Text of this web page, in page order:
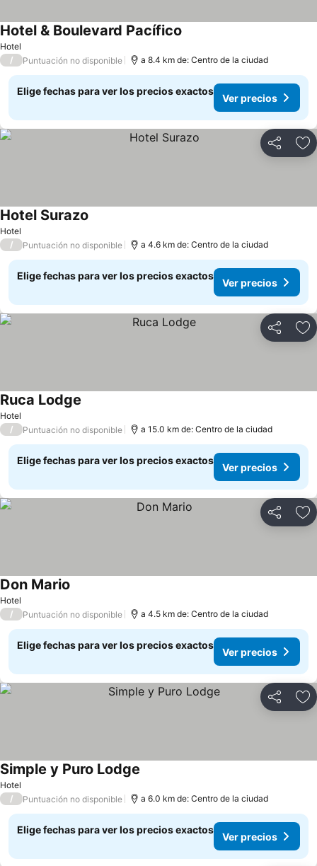
Hotel
Hotel & Boulevard Pacífico
/ Puntuación no disponible a 8.4 km de: Centro de la ciudad
Elige fechas para ver los precios exactos
Ver precios
Compartir
Hotel
Hotel Surazo
/ Puntuación no disponible a 4.6 km de: Centro de la ciudad
Elige fechas para ver los precios exactos
Ver precios
Compartir
Hotel
Ruca Lodge
/ Puntuación no disponible a 15.0 km de: Centro de la ciudad
Elige fechas para ver los precios exactos
Ver precios
Compartir
Hotel
Don Mario
/ Puntuación no disponible a 4.5 km de: Centro de la ciudad
Elige fechas para ver los precios exactos
Ver precios
Compartir
Hotel
Simple y Puro Lodge
/ Puntuación no disponible a 6.0 km de: Centro de la ciudad
Elige fechas para ver los precios exactos
Ver precios